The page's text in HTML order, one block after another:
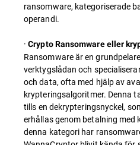
ransomware, kategoriserade
operandi.
·Crypto Ransomware eller
Ransomware är en
verktygslådan och
och data, ofta med hjälp av
krypteringsalgoritmer. Denna
tills en dekrypteringsnyckel,
erhållas genom betalning med
denna kategori har